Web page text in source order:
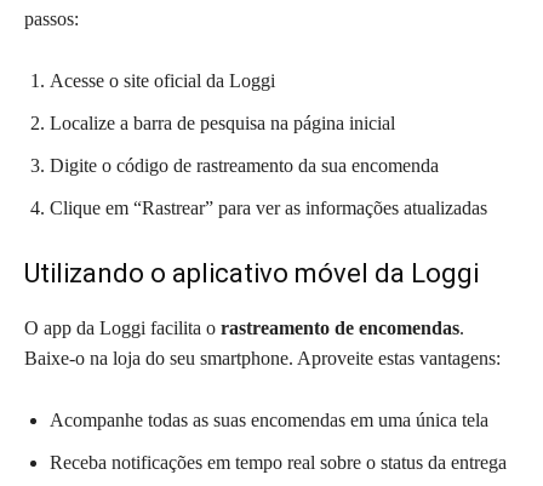
passos:
Acesse o site oficial da Loggi
Localize a barra de pesquisa na página inicial
Digite o código de rastreamento da sua encomenda
Clique em “Rastrear” para ver as informações atualizadas
Utilizando o aplicativo móvel da Loggi
O app da Loggi facilita o rastreamento de encomendas.
Baixe-o na loja do seu smartphone. Aproveite estas vantagens:
Acompanhe todas as suas encomendas em uma única tela
Receba notificações em tempo real sobre o status da entrega